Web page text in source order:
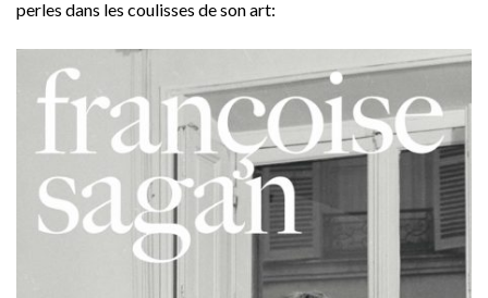
perles dans les coulisses de son art: